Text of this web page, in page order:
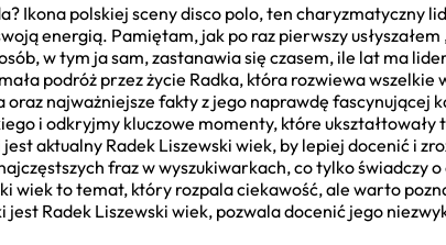
Ikona polskiej sceny disco polo, ten charyzmatyczny
energią. Pamiętam, jak po raz pierwszy usłyszałem
w tym ja sam, zastanawia się czasem, ile lat ma
podróż przez życie Radka, która rozwiewa
najważniejsze fakty z jego naprawdę fascynującej
i odkryjmy kluczowe momenty, które ukształtowały
aktualny Radek Liszewski wiek, by lepiej docenić i
fraz w wyszukiwarkach, co tylko świadczy
wiek to temat, który rozpala ciekawość, ale warto
Radek Liszewski wiek, pozwala docenić jego